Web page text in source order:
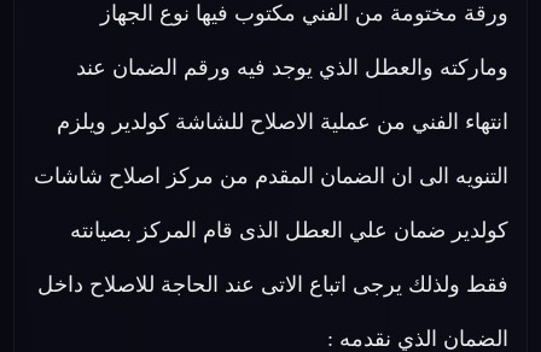
ورقة مختومة من الفني مكتوب فيها نوع الجهاز
وماركته والعطل الذي يوجد فيه ورقم الضمان عند
انتهاء الفني من عملية الاصلاح للشاشة كولدير ويلزم
التنويه الى ان الضمان المقدم من مركز اصلاح شاشات
كولدير ضمان علي العطل الذى قام المركز بصيانته
فقط ولذلك يرجى اتباع الاتى عند الحاجة للاصلاح داخل
الضمان الذي نقدمه :